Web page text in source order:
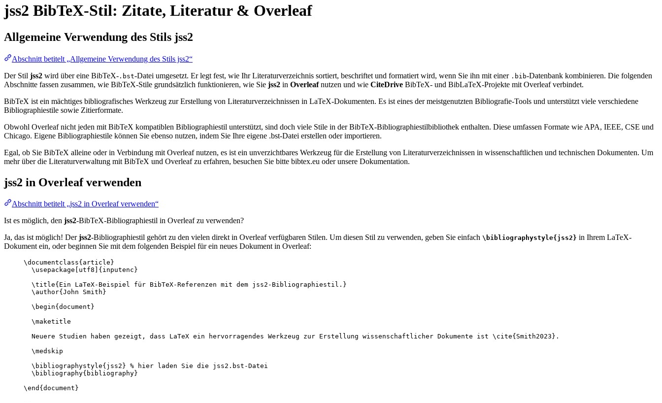
jss2 BibTeX-Stil: Zitate, Literatur & Overleaf
Allgemeine Verwendung des Stils jss2
Abschnitt betitelt „Allgemeine Verwendung des Stils jss2“
Der Stil jss2 wird über eine BibTeX- .bst-Datei umgesetzt. Er legt fest, wie Ihr Literaturverzeichnis sortiert, beschriftet und formatiert wird, wenn Sie ihn mit einer .bib-Datenbank kombinieren. Die folgenden
Abschnitte fassen zusammen, wie BibTeX-Stile grundsätzlich funktionieren, wie Sie jss2 in Overleafnutzen und wie CiteDrive BibTeX- und BibLaTeX-Projekte mit Overleaf verbindet.
BibTeX ist ein mächtiges bibliografisches Werkzeug zur Erstellung von Literaturverzeichnissen in LaTeX-Dokumenten. Es ist eines der meistgenutzten Bibliografie-Tools und unterstützt viele verschiedene
Bibliographiestile sowie Zitierformate.
Obwohl Overleaf nicht jeden mit BibTeX kompatiblen Bibliographiestil unterstützt, sind doch viele Stile in der BibTeX-Bibliographiestilbibliothek enthalten. Diese umfassen Formate wie APA, IEEE, CSE und
Chicago. Eigene Bibliographiestile können Sie ebenso nutzen, indem Sie Ihre eigene .bst-Datei erstellen oder importieren.
Egal, ob Sie BibTeX alleine oder in Verbindung mit Overleaf nutzen, es ist ein unverzichtbares Werkzeug für die Erstellung von Literaturverzeichnissen in wissenschaftlichen und technischen Dokumenten. Um
mehr über die Literaturverwaltung mit BibTeX und Overleaf zu erfahren, besuchen Sie bitte bibtex.eu oder unsere Dokumentation.
jss2 in Overleaf verwenden
Abschnitt betitelt „jss2 in Overleaf verwenden“
Ist es möglich, den jss2-BibTeX-Bibliographiestil in Overleaf zu verwenden?
Ja, das ist möglich! Derjss2-Bibliographiestil gehört zu den vielen direkt in Overleaf verfügbaren Stilen. Um diesen Stil zu verwenden, geben Sie einfach \bibliographystyle{jss2} in Ihrem LaTeX-
Dokument ein, oder beginnen Sie mit dem folgenden Beispiel für ein neues Dokument in Overleaf:
\documentclass{ article }
\usepackage
utf8 ]{ inputenc }
\title{Ein LaTeX-Beispiel für BibTeX-Referenzen mit dem jss2-Bibliographiestil.}
\author{John Smith}
\begin{ document }
\maketitle
Neuere Studien haben gezeigt, dass LaTeX ein hervorragendes Werkzeug zur Erstellung wissenschaftlicher Dokumente ist \cite{ Smith2023 }.
\medskip
\bibliographystyle{jss2} % hier laden Sie die jss2.bst-Datei
\bibliography{bibliography}
\end { document }